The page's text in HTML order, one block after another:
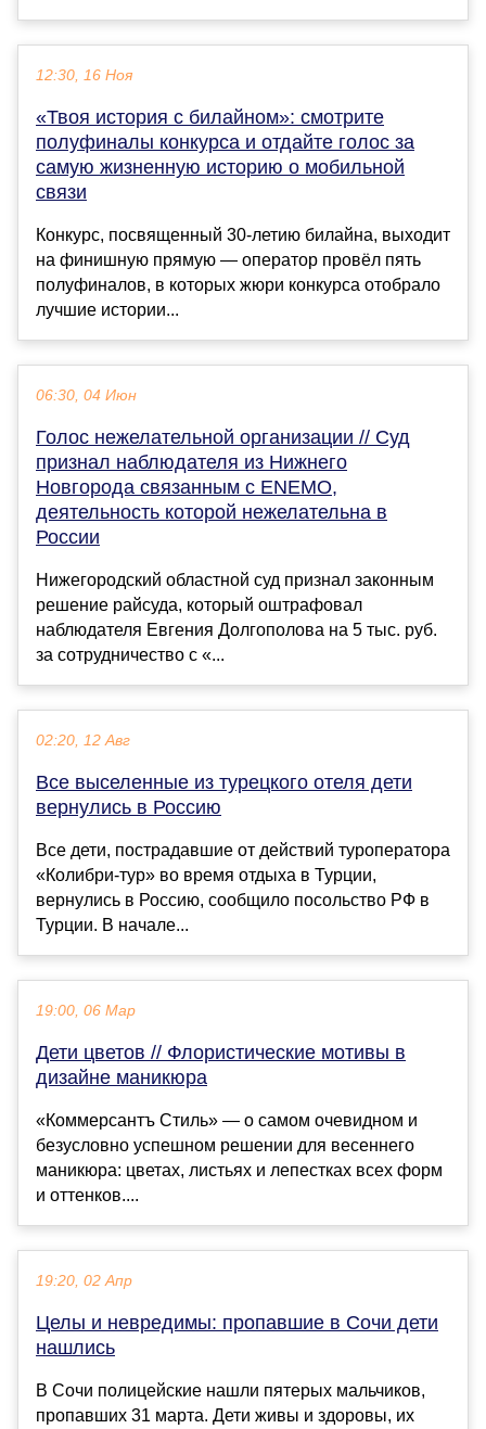
12:30, 16 Ноя
«Твоя история с билайном»: смотрите
полуфиналы конкурса и отдайте голос за
самую жизненную историю о мобильной
связи
Конкурс, посвященный 30-летию билайна, выходит
на финишную прямую — оператор провёл пять
полуфиналов, в которых жюри конкурса отобрало
лучшие истории...
06:30, 04 Июн
Голос нежелательной организации // Суд
признал наблюдателя из Нижнего
Новгорода связанным с ENEMO,
деятельность которой нежелательна в
России
Нижегородский областной суд признал законным
решение райсуда, который оштрафовал
наблюдателя Евгения Долгополова на 5 тыс. руб.
за сотрудничество с «...
02:20, 12 Авг
Все выселенные из турецкого отеля дети
вернулись в Россию
Все дети, пострадавшие от действий туроператора
«Колибри-тур» во время отдыха в Турции,
вернулись в Россию, сообщило посольство РФ в
Турции. В начале...
19:00, 06 Мар
Дети цветов // Флористические мотивы в
дизайне маникюра
«Коммерсантъ Стиль» — о самом очевидном и
безусловно успешном решении для весеннего
маникюра: цветах, листьях и лепестках всех форм
и оттенков....
19:20, 02 Апр
Целы и невредимы: пропавшие в Сочи дети
нашлись
В Сочи полицейские нашли пятерых мальчиков,
пропавших 31 марта. Дети живы и здоровы, их